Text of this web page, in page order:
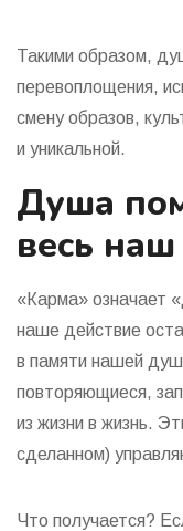
Такими образом,
перевоплощения,
смену образов,
и уникальной.
Душа
весь
«Карма» означает
наше действие
в памяти нашей
повторяющиеся,
из жизни в жизнь.
сделанном)
Что получается?